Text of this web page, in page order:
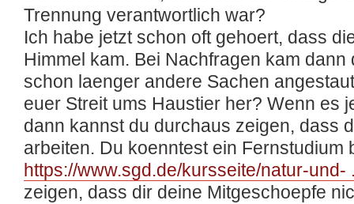
Trennung verantwortlich war?
Ich habe jetzt schon oft gehoert, dass
Himmel kam. Bei Nachfragen kam
schon laenger andere Sachen
euer Streit ums Haustier her? Wenn es
dann kannst du durchaus zeigen, dass
arbeiten. Du koenntest ein Fernstudium
https://www.sgd.de/kursseite/natur-und-
zeigen, dass dir deine Mitgeschoepfe